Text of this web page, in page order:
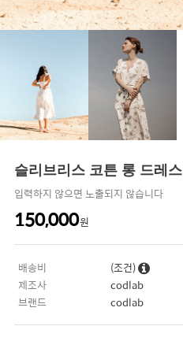
슬리브리스 코튼 롱 드레스
입력하지 않으면 노출되지 않습니다
150,000원
배송비
(조건)
제조사
codlab
브랜드
codlab